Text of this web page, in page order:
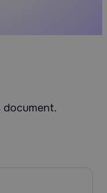
document.